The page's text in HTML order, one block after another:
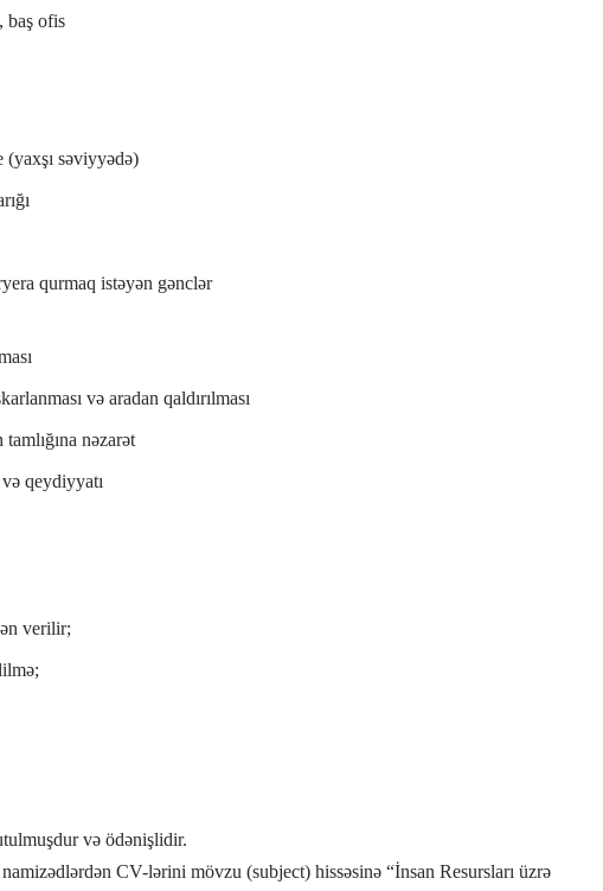
baş ofis
səviyyədə)
qurmaq istəyən gənclər
və aradan qaldırılması
nəzarət
qeydiyyatı
verilir;
və ödənişlidir.
CV-lərini mövzu (subject) hissəsinə “İnsan Resursları üzrə